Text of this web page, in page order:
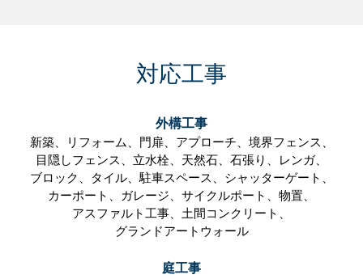
対応工事
外構工事
新築、 リフォーム、 門扉、 アプローチ、 境界フェンス、
目隠しフェンス、 立水栓、 天然石、 石張り、
レンガ、
ブロック、
タイル、駐車スペース、 シャッターゲート、
カーポート、
ガレージ、 サイクルポート、 物置、
アスファルト工事、 土間コンクリート、
グランドアートウォール
庭工事